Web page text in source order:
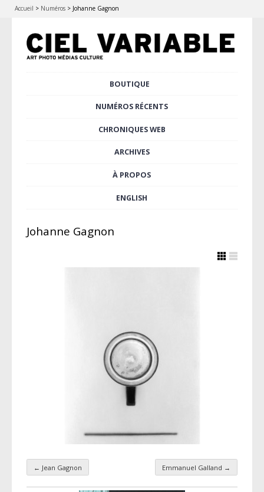
Accueil > Numéros > Johanne Gagnon
BOUTIQUE
NUMÉROS RÉCENTS
CHRONIQUES WEB
ARCHIVES
À PROPOS
ENGLISH
Johanne Gagnon
Navigation par taxonomie
← Jean Gagnon Emmanuel Galland →